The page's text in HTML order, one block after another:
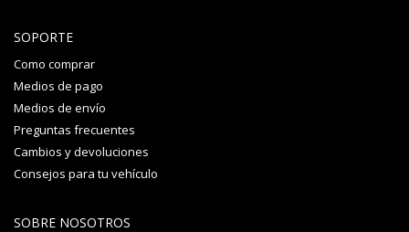
SOPORTE
Como comprar
Medios de pago
Medios de envío
Preguntas frecuentes
Cambios y devoluciones
Consejos para tu vehículo
SOBRE NOSOTROS